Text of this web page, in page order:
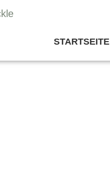
STARTSEITE